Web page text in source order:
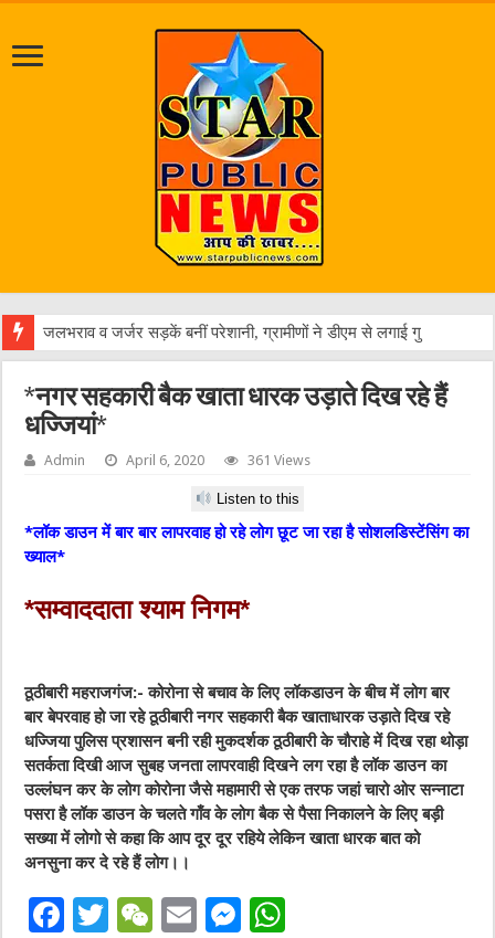
एक
*नगर सहकारी बैक खाता धारक उड़ाते दिख रहे हैं
धज्जियां*
Admin April 6, 2020 361 Views
Listen to this
*लॉक डाउन में बार बार लापरवाह हो रहे लोग छूट जा रहा है सोशलडिस्टेंसिंग का
ख्याल*
*सम्वाददाता श्याम निगम*
ठूठीबारी महराजगंज:- कोरोना से बचाव के लिए लॉकडाउन के बीच में लोग बार
बार बेपरवाह हो जा रहे ठूठीबारी नगर सहकारी बैक खाताधारक उड़ाते दिख रहे
धज्जिया पुलिस प्रशासन बनी रही मुकदर्शक ठूठीबारी के चौराहे में दिख रहा थोड़ा
सतर्कता दिखी आज सुबह जनता लापरवाही दिखने लग रहा है लॉक डाउन का
उल्लंघन कर के लोग कोरोना जैसे महामारी से एक तरफ जहां चारो ओर सन्नाटा
पसरा है लॉक डाउन के चलते गाँव के लोग बैक से पैसा निकालने के लिए बड़ी
सख्या में लोगो से कहा कि आप दूर दूर रहिये लेकिन खाता धारक बात को
अनसुना कर दे रहे हैं लोग।।
F
T
W E
M